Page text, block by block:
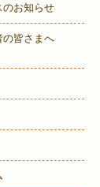
のお知らせ
の皆さまへ